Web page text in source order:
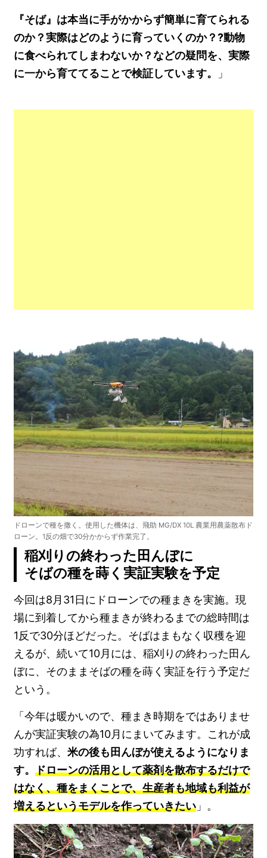
『そば』は本当に手がかからず簡単に育てられる
のか？実際はどのように育っていくのか？?動物
に食べられてしまわないか？などの疑問を、実際
に一から育ててることで検証しています。
」
ドローンで種を撒く。使用した機体は、飛助 MG/DX 10L 農業用農薬散布ド
ローン。1反の畑で30分かからず作業完了。
稲刈りの終わった田んぼに
そばの種を蒔く実証実験を予定
今回は8月31日にドローンでの種まきを実施。現
場に到着してから種まきが終わるまでの総時間は
1反で30分ほどだった。そばはまもなく収穫を迎
えるが、続いて10月には、稲刈りの終わった田ん
ぼに、そのままそばの種を蒔く実証を行う予定だ
という。
「今年は暖かいので、種まき時期をではありませ
んが実証実験の為10月にまいてみます。これが成
功すれば、米の後も田んぼが使えるようになりま
す。ドローンの活用として薬剤を散布するだけで
はなく、種をまくことで、生産者も地域も利益が
増えるというモデルを作っていきたい 」。